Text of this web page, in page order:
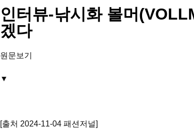
인터뷰-낚시화 볼머
겠다
원문보기
▼
[출처 2024-11-04 패션저널]